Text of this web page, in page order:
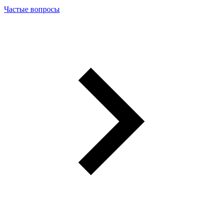
Частые вопросы